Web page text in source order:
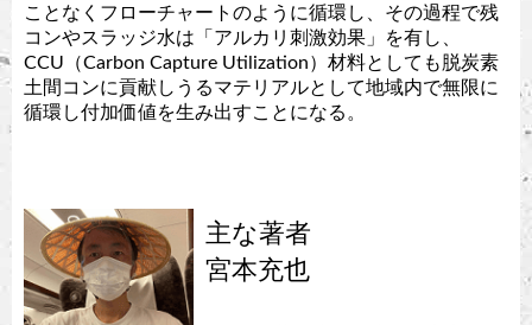
ことなくフローチャートのように循環し、その過程で残
コンやスラッジ水は「アルカリ刺激効果」を有し、
CCU（Carbon Capture Utilization）材料としても脱炭素
土間コンに貢献しうるマテリアルとして地域内で無限に
循環し付加価値を生み出すことになる。
主な著者
宮本充也